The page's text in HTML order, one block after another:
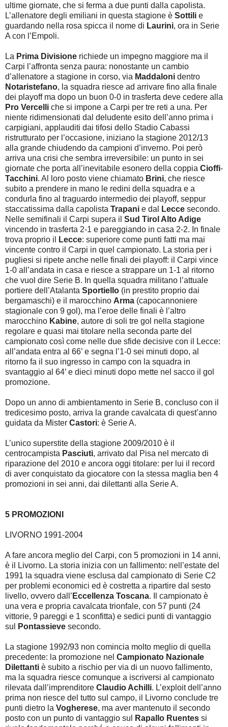
ultime giornate, che si ferma a due punti dalla capolista.
L’allenatore degli emiliani in questa stagione è Sottili e
guardando nella rosa spicca il nome di Laurini, ora in Serie
A con l’Empoli.
La Prima Divisione richiede un impegno maggiore ma il
Carpi l’affronta senza paura: nonostante un cambio
d’allenatore a stagione in corso, via Maddaloni dentro
Notaristefano, la squadra riesce ad arrivare fino alla finale
dei playoff ma dopo un buon 0-0 in trasferta deve cedere alla
Pro Vercelli che si impone a Carpi per tre reti a una. Per
niente ridimensionati dal deludente esito dell’anno prima i
carpigiani, applauditi dai tifosi dello Stadio Cabassi
ristrutturato per l’occasione, iniziano la stagione 2012/13
alla grande chiudendo da campioni d’inverno. Poi però
arriva una crisi che sembra irreversibile: un punto in sei
giornate che porta all’inevitabile esonero della coppia Cioffi-
Tacchini. Al loro posto viene chiamato Brini, che riesce
subito a prendere in mano le redini della squadra e a
condurla fino al traguardo intermedio dei playoff, seppur
staccatissima dalla capolista Trapani e dal Lecce secondo.
Nelle semifinali il Carpi supera il Sud Tirol Alto Adige
vincendo in trasferta 2-1 e pareggiando in casa 2-2. In finale
trova proprio il
Lecce: superiore come punti fatti ma mai
vincente contro il Carpi in quel campionato. La storia per i
pugliesi si ripete anche nelle finali dei playoff: il Carpi vince
1-0 all’andata in casa e riesce a strappare un 1-1 al ritorno
che vuol dire Serie B. In quella squadra militano l’attuale
portiere dell’Atalanta Sportiello (in prestito proprio dai
bergamaschi) e il marocchino Arma (capocannoniere
stagionale con 9 gol), ma l’eroe delle finali è l’altro
marocchino Kabine, autore di soli tre gol nella stagione
regolare e quasi mai titolare nella seconda parte del
campionato così come nelle due sfide decisive con il Lecce:
all’andata entra al 66’ e segna l’1-0 sei minuti dopo, al
ritorno fa il suo ingresso in campo con la squadra in
svantaggio al 64’ e dieci minuti dopo mette nel sacco il gol
promozione.
Dopo un anno di ambientamento in Serie B, concluso con il
tredicesimo posto, arriva la grande cavalcata di quest’anno
guidata da Mister Castori: è Serie A.
L’unico superstite della stagione 2009/2010 è il
centrocampista Pasciuti, arrivato dal Pisa nel mercato di
riparazione del 2010 e ancora oggi titolare: per lui il record
di aver conquistato da giocatore con la stessa maglia ben 4
promozioni in sei anni, dai dilettanti alla Serie A.
5 PROMOZIONI
LIVORNO 1991-2004
A fare ancora meglio del Carpi, con 5 promozioni in 14 anni,
è il Livorno. La storia inizia con un fallimento: nell’estate del
1991 la squadra viene esclusa dal campionato di Serie C2
per problemi economici ed è costretta a ripartire dal sesto
livello, ovvero dall’ Eccellenza Toscana. Il campionato è
una vera e propria cavalcata trionfale, con 57 punti (24
vittorie, 9 pareggi e 1 sconfitta) e sedici punti di vantaggio
sul
Pontassieve secondo.
La stagione 1992/93 non comincia molto meglio di quella
precedente: la promozione nel Campionato Nazionale
Dilettanti è subito a rischio per via di un nuovo fallimento,
ma la squadra riesce comunque a iscriversi al campionato
rilevata dall’imprenditore Claudio Achilli. L’exploit dell’anno
prima non riesce del tutto sul campo, il Livorno conclude tre
punti dietro la Vogherese, ma aver mantenuto il secondo
posto con un punto di vantaggio sul
Rapallo Ruentes si